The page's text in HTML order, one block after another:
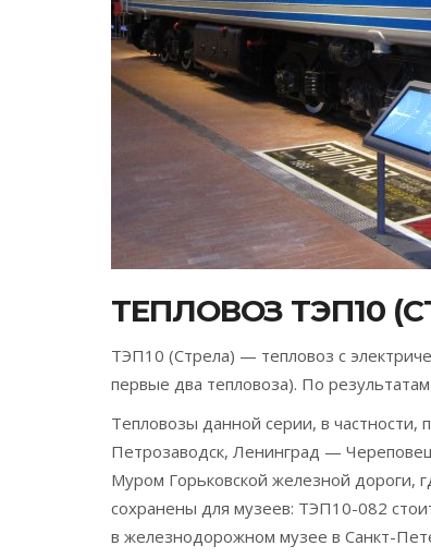
ТЕПЛОВОЗ ТЭП10
ТЭП10 (Стрела) — тепловоз с
первые два тепловоза). По
Тепловозы данной серии, в
Петрозаводск, Ленинград —
Муром Горьковской железной дороги,
сохранены для музеев: ТЭП10-082
в железнодорожном музее в Санкт-